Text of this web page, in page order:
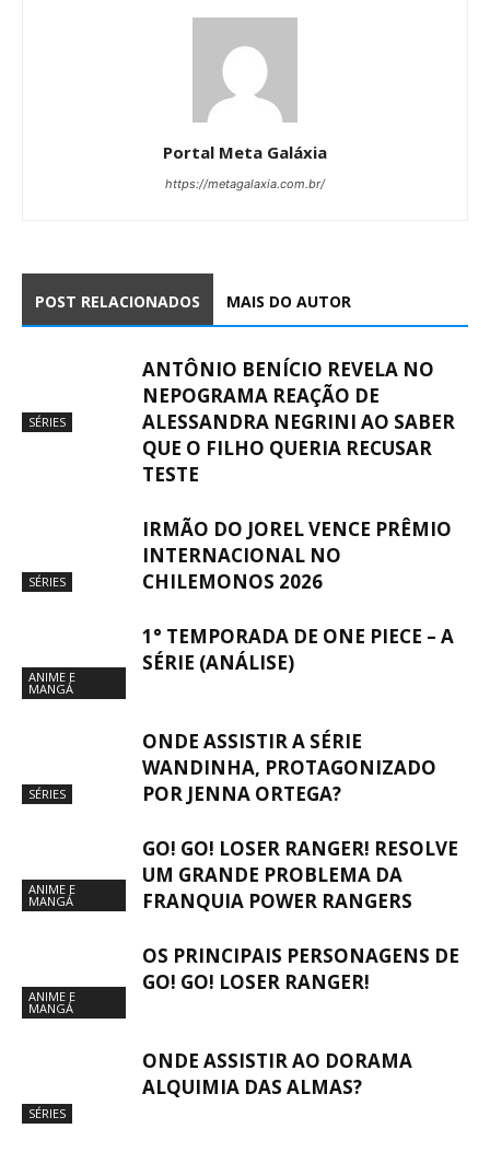
Portal Meta Galáxia
https://metagalaxia.com.br/
POST RELACIONADOS MAIS DO AUTOR
SÉRIES
ANTÔNIO BENÍCIO REVELA NO
NEPOGRAMA REAÇÃO DE
ALESSANDRA NEGRINI AO SABER
QUE O FILHO QUERIA RECUSAR
TESTE
SÉRIES
IRMÃO DO JOREL VENCE PRÊMIO
INTERNACIONAL NO
CHILEMONOS 2026
ANIME E
MANGÁ
1° TEMPORADA DE ONE PIECE – A
SÉRIE (ANÁLISE)
SÉRIES
ONDE ASSISTIR A SÉRIE
WANDINHA, PROTAGONIZADO
POR JENNA ORTEGA?
ANIME E
MANGÁ
GO! GO! LOSER RANGER! RESOLVE
UM GRANDE PROBLEMA DA
FRANQUIA POWER RANGERS
ANIME E
MANGÁ
OS PRINCIPAIS PERSONAGENS DE
GO! GO! LOSER RANGER!
SÉRIES
ONDE ASSISTIR AO DORAMA
ALQUIMIA DAS ALMAS?